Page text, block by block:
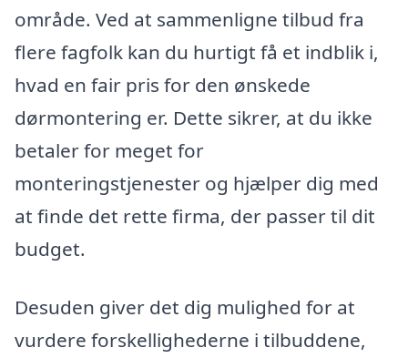
område. Ved at sammenligne tilbud fra
flere fagfolk kan du hurtigt få et indblik i,
hvad en fair pris for den ønskede
dørmontering er. Dette sikrer, at du ikke
betaler for meget for
monteringstjenester og hjælper dig med
at finde det rette firma, der passer til dit
budget.
Desuden giver det dig mulighed for at
vurdere forskellighederne i tilbuddene,